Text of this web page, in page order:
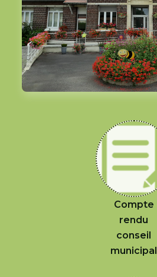
Compte
rendu
conseil
municipal